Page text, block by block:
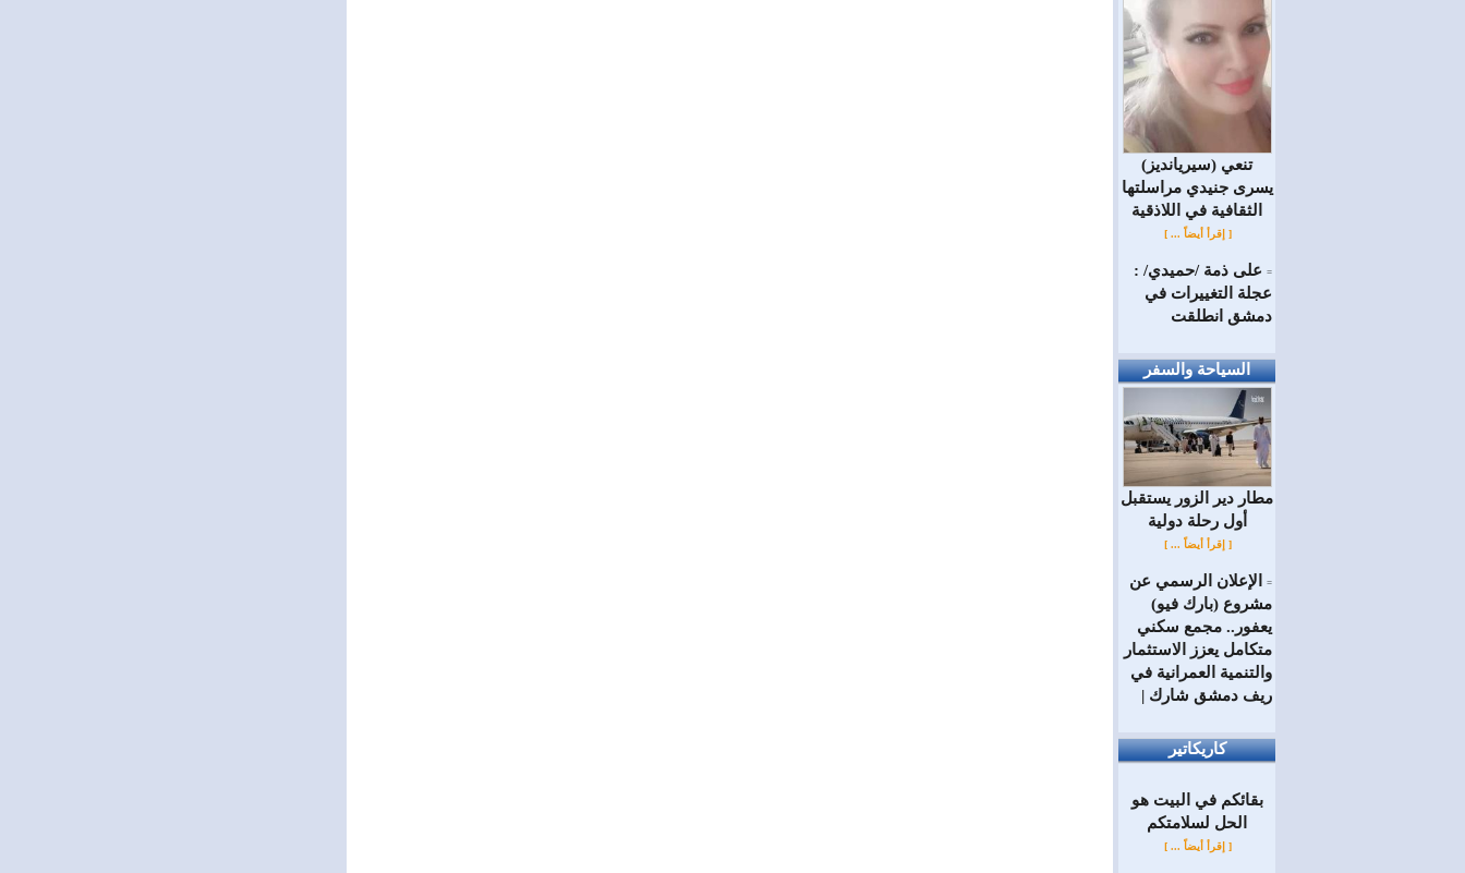
(سيريانديز) تنعي
يسرى جنيدي مراسلتها
الثقافية في اللاذقية
[ إقرأ أيضاً ... ]
= على ذمة /حميدي/ :
عجلة التغييرات في
دمشق انطلقت
السياحة والسفر
مطار دير الزور يستقبل
أول رحلة دولية
[ إقرأ أيضاً ... ]
=
الإعلان الرسمي عن
مشروع (بارك فيو)
يعفور.. مجمع سكني
متكامل يعزز الاستثمار
والتنمية العمرانية في
ريف دمشق شارك |
كاريكاتير
بقائكم في البيت هو
الحل لسلامتكم
[ إقرأ أيضاً ... ]